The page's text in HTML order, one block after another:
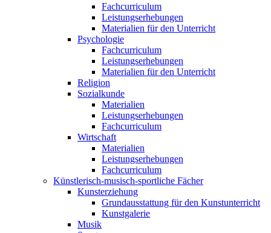
Fachcurriculum
Leistungserhebungen
Materialien für den Unterricht
Psychologie
Fachcurriculum
Leistungserhebungen
Materialien für den Unterricht
Religion
Sozialkunde
Materialien
Leistungserhebungen
Fachcurriculum
Wirtschaft
Materialien
Leistungserhebungen
Fachcurriculum
Künstlerisch-musisch-sportliche Fächer
Kunsterziehung
Grundausstattung für den Kunstunterricht
Kunstgalerie
Musik